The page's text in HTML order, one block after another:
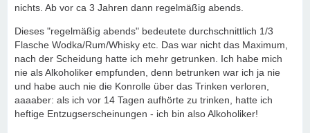
nichts. Ab vor ca 3 Jahren dann regelmäßig abends.
Dieses "regelmäßig abends" bedeutete durchschnittlich 1/3
Flasche Wodka/Rum/Whisky etc. Das war nicht das Maximum,
nach der Scheidung hatte ich mehr getrunken. Ich habe mich
nie als Alkoholiker empfunden, denn betrunken war ich ja nie
und habe auch nie die Konrolle über das Trinken verloren,
aaaaber: als ich vor 14 Tagen aufhörte zu trinken, hatte ich
heftige Entzugserscheinungen - ich bin also Alkoholiker!